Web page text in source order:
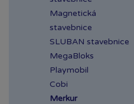
Magnetická
stavebnice
SLUBAN stavebnice
MegaBloks
Playmobil
Cobi
Merkur